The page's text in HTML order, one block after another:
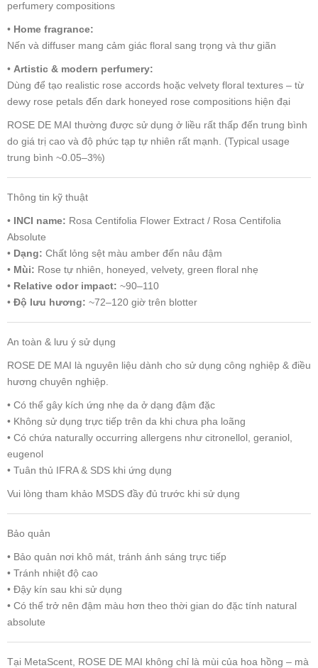
perfumery compositions
• Home fragrance:
Nến và diffuser mang cảm giác floral sang trọng và thư giãn
• Artistic & modern perfumery:
Dùng để tạo realistic rose accords hoặc velvety floral textures – từ
dewy rose petals đến dark honeyed rose compositions hiện đại
ROSE DE MAI thường được sử dụng ở liều rất thấp đến trung bình
do giá trị cao và độ phức tạp tự nhiên rất mạnh. (Typical usage
trung bình ~0.05–3%)
Thông tin kỹ thuật
• INCI name: Rosa Centifolia Flower Extract / Rosa Centifolia
Absolute
• Dạng: Chất lỏng sệt màu amber đến nâu đậm
• Mùi: Rose tự nhiên, honeyed, velvety, green floral nhẹ
• Relative odor impact: ~90–110
• Độ lưu hương: ~72–120 giờ trên blotter
An toàn & lưu ý sử dụng
ROSE DE MAI là nguyên liệu dành cho sử dụng công nghiệp & điều
hương chuyên nghiệp.
• Có thể gây kích ứng nhẹ da ở dạng đậm đặc
• Không sử dụng trực tiếp trên da khi chưa pha loãng
• Có chứa naturally occurring allergens như citronellol, geraniol,
eugenol
• Tuân thủ IFRA & SDS khi ứng dụng
Vui lòng tham khảo MSDS đầy đủ trước khi sử dụng
Bảo quản
• Bảo quản nơi khô mát, tránh ánh sáng trực tiếp
• Tránh nhiệt độ cao
• Đậy kín sau khi sử dụng
• Có thể trở nên đậm màu hơn theo thời gian do đặc tính natural
absolute
Tại MetaScent, ROSE DE MAI không chỉ là mùi của hoa hồng – mà